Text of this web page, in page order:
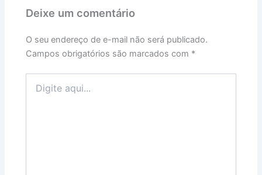
Deixe um comentário
O seu endereço de e-mail não será publicado.
Campos obrigatórios são marcados com *
aqui...